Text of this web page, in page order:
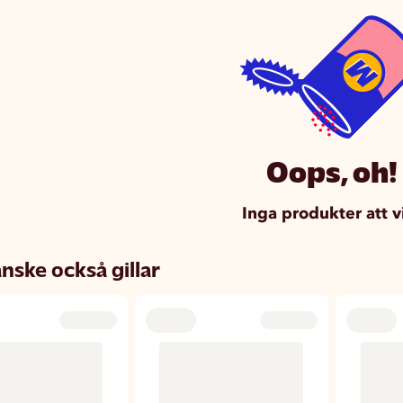
Oops, oh!
Inga produkter att
också gillar